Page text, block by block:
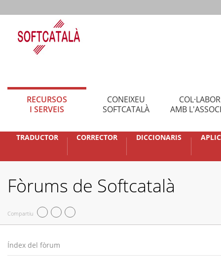
RECURSOS
I SERVEIS
CONEIXEU
SOFTCATALÀ
AMB
TRADUCTOR CORRECTOR DICCIONARIS
Fòrums de Softcatalà
Compartiu
Índex del fòrum